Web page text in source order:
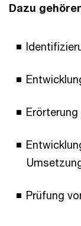
Dazu
Prüfung